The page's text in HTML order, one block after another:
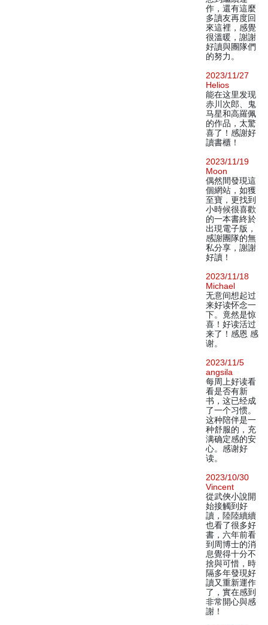
作，還有這麼
多讀友再度回
來這裡，感覺
很溫暖，謝謝
好讀與團隊們
的努力。
2023/11/27
Helios
能在这里发现
赤川次郎、鬼
马星和高羅佩
的作品，太驚
喜了！感謝好
讀書櫃！
2023/11/19
Moon
偶然間發現這
個網站，如獲
至寶，更找到
小時候很喜歡
的一本書終於
出現電子版，
感謝團隊的無
私分享，謝謝
好讀！
2023/11/18
Michael
无意间想起过
来好读怀念一
下。竟然是惊
喜！好读活过
来了！感恩 感
谢。
2023/11/5
angsila
每周上好读看
看是否有新
书，这已经成
了一个习惯。
这种陪伴是一
种舒服的，充
满确定感的安
心。感谢好
读。
2023/10/30
Vincent
從武俠小說開
始接觸到好
讀，陸陸續續
也看了很多好
書，六年前看
到周博士的消
息覺得十分不
捨與可惜，時
隔多年發現好
讀又重新運作
了，實在感到
非常開心與感
謝！